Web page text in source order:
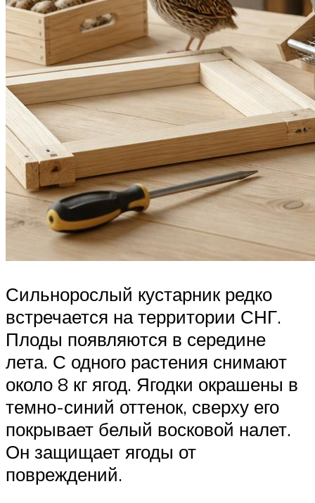
Сильнорослый кустарник редко
встречается на территории СНГ.
Плоды появляются в середине
лета. С одного растения снимают
около 8 кг ягод. Ягодки окрашены в
темно-синий оттенок, сверху его
покрывает белый восковой налет.
Он защищает ягоды от
повреждений.